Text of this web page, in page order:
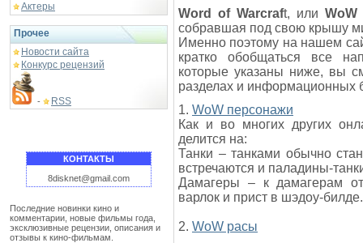
Актеры
Прочее
Новости сайта
Конкурс рецензий
- RSS
КОНТАКТЫ
8disknet@gmail.com
Последние новинки кино и
комментарии, новые фильмы года,
эксклюзивные рецензии, описания и
отзывы к кино-фильмам.
Word of Warcraft, или WoW
собравшая под свою крышу
Именно поэтому на нашем
кратко обобщаться все
которые указаны ниже, вы
разделах и информационных
1. WoW персонажи
Как и во многих других
делится на:
Танки – танками обычно
встречаются и паладины-
Дамагеры – к дамагерам
варлок и прист в шэдоу-
2. WoW расы